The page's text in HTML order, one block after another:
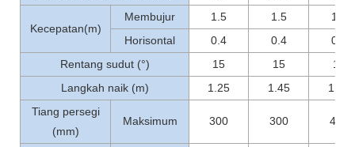
Kecepatan(m)
Membujur 1.5 1.5
1.5
Horisontal
0.4 0.4
0.4
Rentang sudut (°)
15 15
15
Langkah naik (m)
1.25 1.45
1.45
Tiang persegi
(mm)
Maksimum 300 300 400